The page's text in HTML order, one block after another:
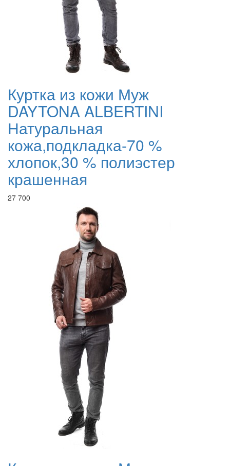
Куртка из кожи Муж
DAYTONA ALBERTINI
Натуральная
кожа,подкладка-70 %
хлопок,30 % полиэстер
крашенная
27 700